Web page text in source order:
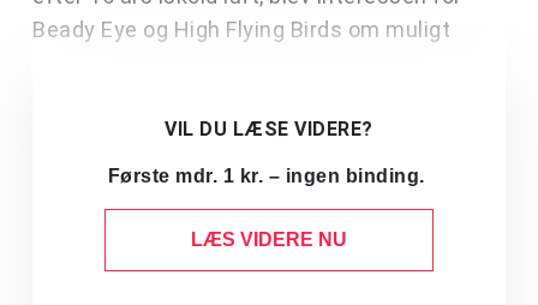
Beady Eye og High Flying Birds om muligt
VIL DU LÆSE VIDERE?
Første mdr. 1 kr. – ingen binding.
LÆS VIDERE NU